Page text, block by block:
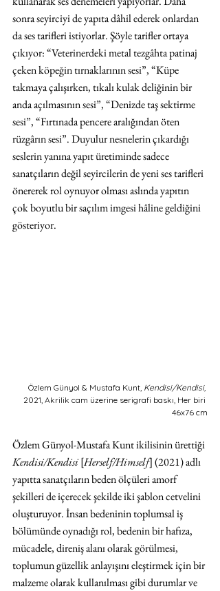
sonra seyirciyi de yapıta dâhil ederek onlardan
da ses tarifleri istiyorlar. Şöyle tarifler ortaya
çıkıyor: “Veterinerdeki metal tezgâhta patinaj
çeken köpeğin tırnaklarının sesi”, “Küpe
takmaya çalışırken, tıkalı kulak deliğinin bir
anda açılmasının sesi”, “Denizde taş sektirme
sesi”, “Fırtınada pencere aralığından öten
rüzgârın sesi”. Duyulur nesnelerin çıkardığı
seslerin yanına yapıt üretiminde sadece
sanatçıların değil seyircilerin de yeni ses tarifleri
önererek rol oynuyor olması aslında yapıtın
çok boyutlu bir saçılım imgesi hâline geldiğini
gösteriyor.
Özlem Günyol & Mustafa Kunt, Kendisi/Kendisi,
2021, Akrilik cam üzerine serigrafi baskı, Her biri
46x76 cm
Özlem Günyol-Mustafa Kunt ikilisinin ürettiği
Kendisi/Kendisi [Herself/Himself] (2021) adlı
yapıtta sanatçıların beden ölçüleri amorf
şekilleri de içerecek şekilde iki şablon cetvelini
oluşturuyor. İnsan bedeninin toplumsal iş
bölümünde oynadığı rol, bedenin bir hafıza,
mücadele, direniş alanı olarak görülmesi,
toplumun güzellik anlayışını eleştirmek için bir
malzeme olarak kullanılması gibi durumlar ve